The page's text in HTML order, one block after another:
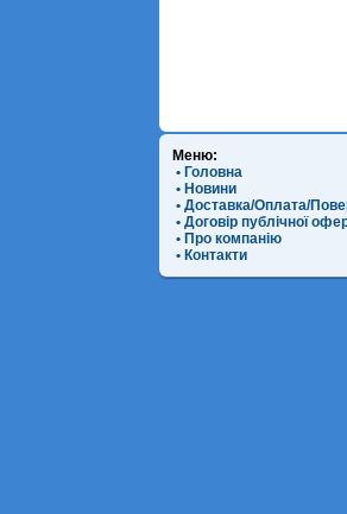
Меню:
• Головна
• Новини
• Доставка/Оплата/
• Договір публічної
• Про компанію
• Контакти